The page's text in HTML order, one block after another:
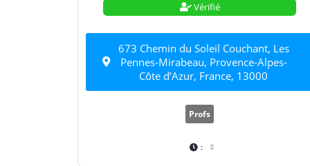
Vérifié
673 Chemin du Soleil Couchant, Les
Pennes-Mirabeau, Provence-Alpes-
Côte d’Azur, France, 13000
Profs
: